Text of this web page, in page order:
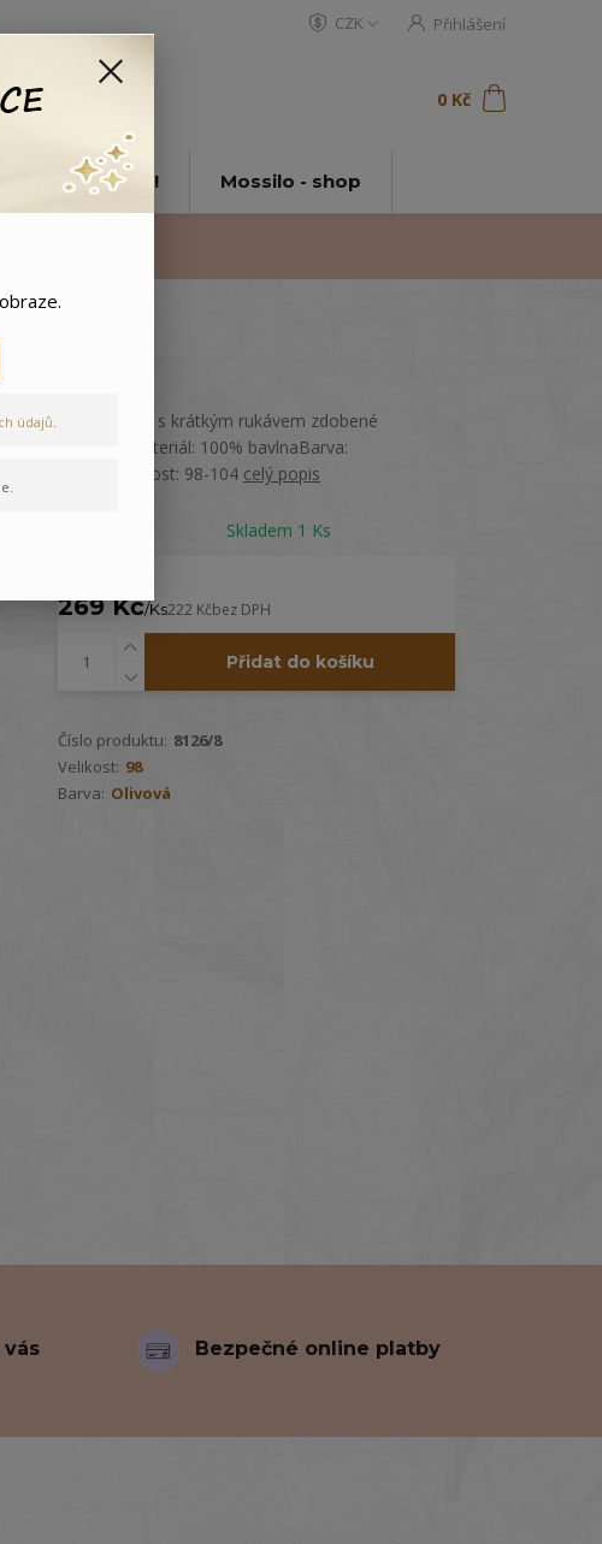
CZK Přihlášení
Hledat 0 Kč
světě Mossilo! Mossilo - shop
Dětské triko s krátkým rukávem zdobené
výšivkou.Materiál: 100% bavlnaBarva:
OlivováVelikost: 98-104 celý popis
Skladem 1 Ks
269 Kč/Ks222 Kčbez DPH
Přidat do košíku
Číslo produktu: 8126/8
Velikost: 98
Barva: Olivová
Bezpečné online platby
údajů.